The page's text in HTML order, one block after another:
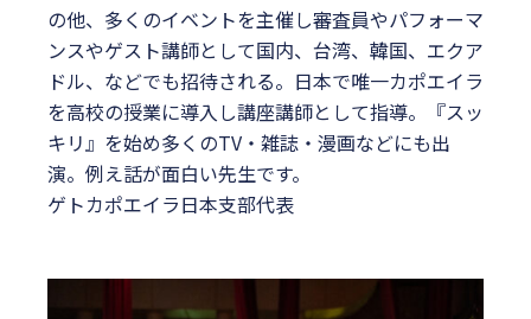
の他、多くのイベントを主催し審査員やパフォーマ
ンスやゲスト講師として国内、台湾、韓国、エクア
ドル、などでも招待される。日本で唯一カポエイラ
を高校の授業に導入し講座講師として指導。『スッ
キリ』を始め多くのTV・雑誌・漫画などにも出
演。例え話が面白い先生です。
ゲトカポエイラ日本支部代表